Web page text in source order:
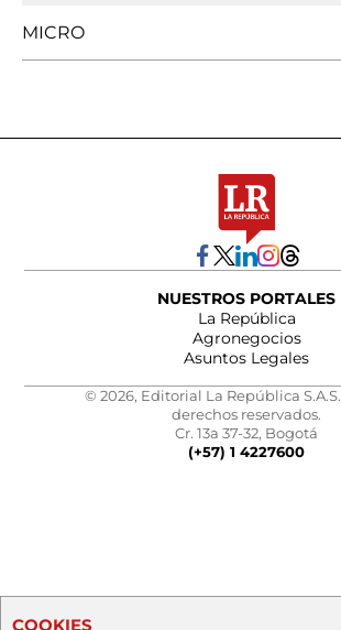
MICRO
NUESTROS PORTALES
La República
Agronegocios
Asuntos Legales
© 2026, Editorial La República
derechos reservados.
Cr. 13a 37-32, Bogotá
(+57) 1 4227600
COOKIES